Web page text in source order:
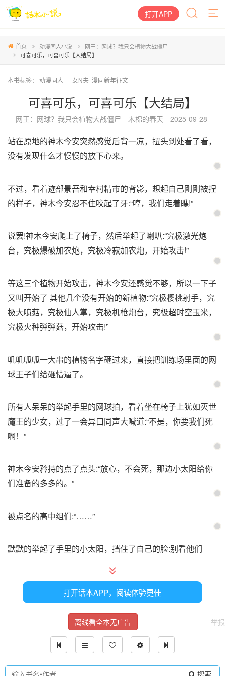
打开APP
首页 动漫同人小说
网王：网球？我只会植物大战僵尸
可喜可乐，可喜可乐【大结局】
本书标签： 动漫同人 一女N夫 漫同新年征文
可喜可乐，可喜可乐【大结局】
网王：网球？我只会植物大战僵尸 木棉的春天 2025-09-28
站在原地的神木今安突然感觉后背一凉，扭头到处看了看，
没有发现什么才慢慢的放下心来。
不过，看着迹部景吾和幸村精市的背影，想起自己刚刚被捏
的样子，神木今安忍不住咬起了牙:“哼，我们走着瞧!”
说罢!神木今安爬上了椅子，然后举起了喇叭:“究极激光炮
台，究极爆破加农炮，究极冷寂加农炮，开始攻击!”
等这三个植物开始攻击，神木今安还感觉不够，所以一下子
又叫开始了 其他几个没有开始的新植物:“究极樱桃射手，究
极大喷菇，究极仙人掌，究极机枪炮台，究极超时空玉米，
究极火种弹弹菇，开始攻击!”
叽叽呱呱一大串的植物名字砸过来，直接把训练场里面的网
球王子们给砸懵逼了。
所有人呆呆的举起手里的网球拍，看着坐在椅子上犹如灭世
魔王的少女，过了一会异口同声大喊道:“不是，你要我们死
啊！”
神木今安矜持的点了点头:“放心，不会死，那边小太阳给你
们准备的多多的。”
被点名的高中组们:“……”
默默的举起了手里的小太阳，挡住了自己的脸:别看他们
网球王子们:“……”
所以，就真的开始边打边消毒了吗？
打开话本APP，阅读体验更佳
离线看全本无广告 举报
搜索